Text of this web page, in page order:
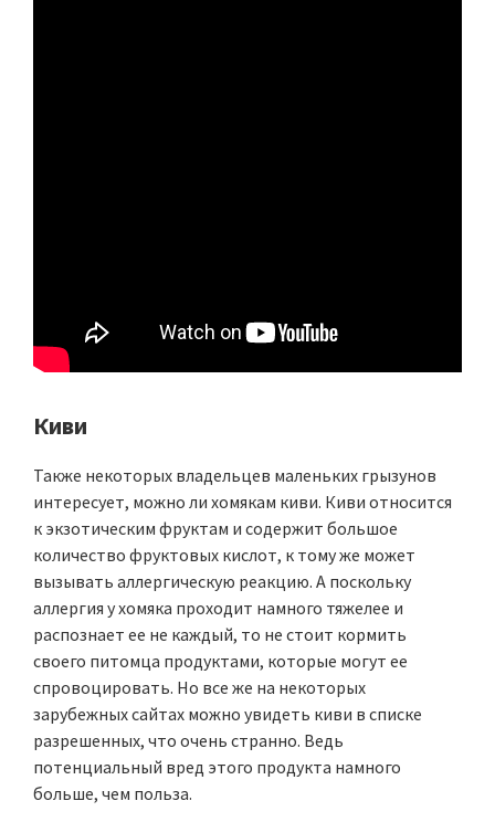
Киви
Также некоторых владельцев маленьких грызунов
интересует, можно ли хомякам киви. Киви относится
к экзотическим фруктам и содержит большое
количество фруктовых кислот, к тому же может
вызывать аллергическую реакцию. А поскольку
аллергия у хомяка проходит намного тяжелее и
распознает ее не каждый, то не стоит кормить
своего питомца продуктами, которые могут ее
спровоцировать. Но все же на некоторых
зарубежных сайтах можно увидеть киви в списке
разрешенных, что очень странно. Ведь
потенциальный вред этого продукта намного
больше, чем польза.